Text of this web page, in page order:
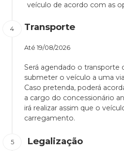
veículo de acordo com as
Transporte
Até 19/08/2026
Será agendado o transporte
submeter o veículo a uma
Caso pretenda, poderá
a cargo do concessionário
irá realizar assim que o
carregamento.
Legalização